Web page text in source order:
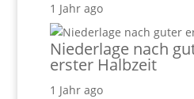
1 Jahr ago
Niederlage nach
erster Halbzeit
1 Jahr ago